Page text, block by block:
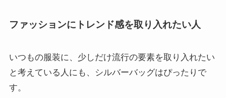
ファッションにトレンド感を取り入れたい人
いつもの服装に、少しだけ流行の要素を取り入れたい
と考えている人にも、シルバーバッグはぴったりで
す。